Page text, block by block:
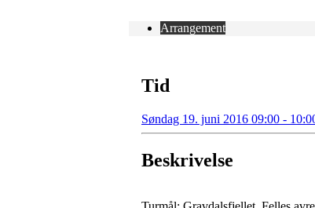
Arrangement
Tid
Søndag 19. juni 2016 09:00 -
Beskrivelse